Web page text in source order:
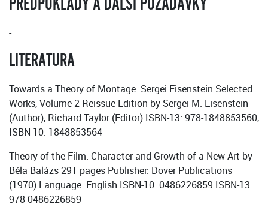
PŘEDPOKLADY A DALŠÍ POŽADAVKY
-
LITERATURA
Towards a Theory of Montage: Sergei Eisenstein Selected
Works, Volume 2 Reissue Edition by Sergei M. Eisenstein
(Author), Richard Taylor (Editor) ISBN-13: 978-1848853560,
ISBN-10: 1848853564
Theory of the Film: Character and Growth of a New Art by
Béla Balázs 291 pages Publisher: Dover Publications
(1970) Language: English ISBN-10: 0486226859 ISBN-13:
978-0486226859